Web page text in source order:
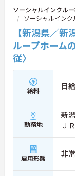
ソーシャルインクル
ソーシャルイン
【新潟県／
ループホーム
従〉
給料 日給
勤務地
新
Ｊ
雇用形態 非